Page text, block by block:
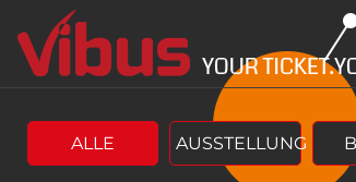
Springe
zum
Hauptinhalt
zum
Menü
ALLE AUSSTELLUNG